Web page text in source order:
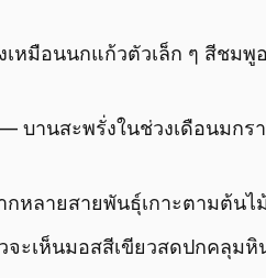
หมือนนกแก้วตัวเล็ก ๆ สีชมพู
บานสะพรั่งในช่วงเดือนมกร
หลายสายพันธุ์เกาะตามต้น
ะเห็นมอสสีเขียวสดปกคลุมหิ